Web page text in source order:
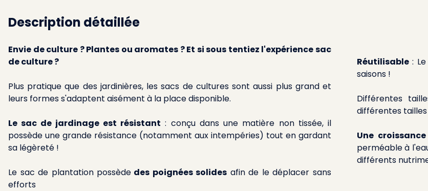
Description détaillée
Envie de culture ? Plantes ou aromates ? Et si sous tentiez l'expérience sac
de culture ?
Plus pratique que des jardinières, les sacs de cultures sont aussi plus grand et
leurs formes s'adaptent aisément à la place disponible.
Le sac de jardinage est résistant : conçu dans une matière non tissée, il
possède une grande résistance (notamment aux intempéries) tout en gardant
sa légèreté !
Le sac de plantation possède des poignées solides afin de le déplacer sans
efforts
Réutilisable :
saisons !
Différentes
différentes tailles
Une
perméable à
différents